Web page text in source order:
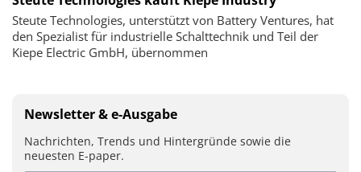
Steute Technologies, unterstützt von Battery Ventures, hat
den Spezialist für industrielle Schalttechnik und Teil der
Kiepe Electric GmbH, übernommen
Newsletter & e-Ausgabe
Nachrichten, Trends und Hintergründe sowie die
neuesten E-paper.